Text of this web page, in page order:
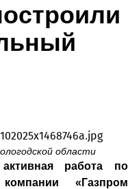
области
работа по
«Газпром